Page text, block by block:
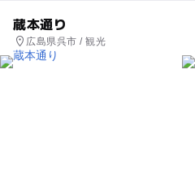
蔵本通り
広島県呉市 / 観光